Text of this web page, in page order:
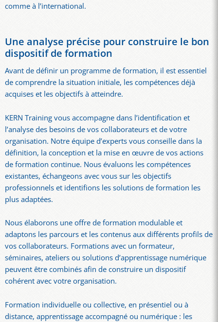
comme à l’international.
Une analyse précise pour construire le bon
dispositif de formation
Avant de définir un programme de formation, il est essentiel
de comprendre la situation initiale, les compétences déjà
acquises et les objectifs à atteindre.
KERN Training vous accompagne dans l’identification et
l’analyse des besoins de vos collaborateurs et de votre
organisation. Notre équipe d’experts vous conseille dans la
définition, la conception et la mise en œuvre de vos actions
de formation continue. Nous évaluons les compétences
existantes, échangeons avec vous sur les objectifs
professionnels et identifions les solutions de formation les
plus adaptées.
Nous élaborons une offre de formation modulable et
adaptons les parcours et les contenus aux différents profils de
vos collaborateurs. Formations avec un formateur,
séminaires, ateliers ou solutions d’apprentissage numérique
peuvent être combinés afin de construire un dispositif
cohérent avec votre organisation.
Formation individuelle ou collective, en présentiel ou à
distance, apprentissage accompagné ou numérique : les